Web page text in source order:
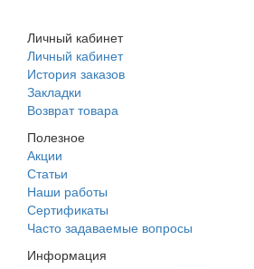
Личный кабинет
Личный кабинет
История заказов
Закладки
Возврат товара
Полезное
Акции
Статьи
Наши работы
Сертификаты
Часто задаваемые вопросы
Информация